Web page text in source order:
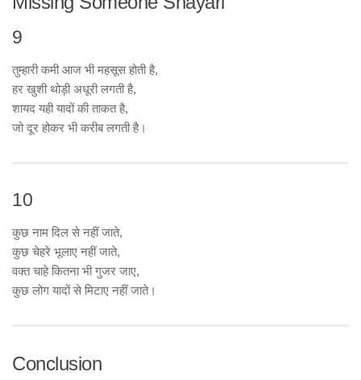
9
तुम्हारी कमी आज भी महसूस होती है,
हर खुशी थोड़ी अधूरी लगती है,
शायद यही यादों की ताकत है,
जो दूर होकर भी करीब लगती है।
10
कुछ नाम दिल से नहीं जाते,
कुछ चेहरे भूलाए नहीं जाते,
वक्त चाहे कितना भी गुजर जाए,
कुछ लोग यादों से मिटाए नहीं जाते।
Conclusion